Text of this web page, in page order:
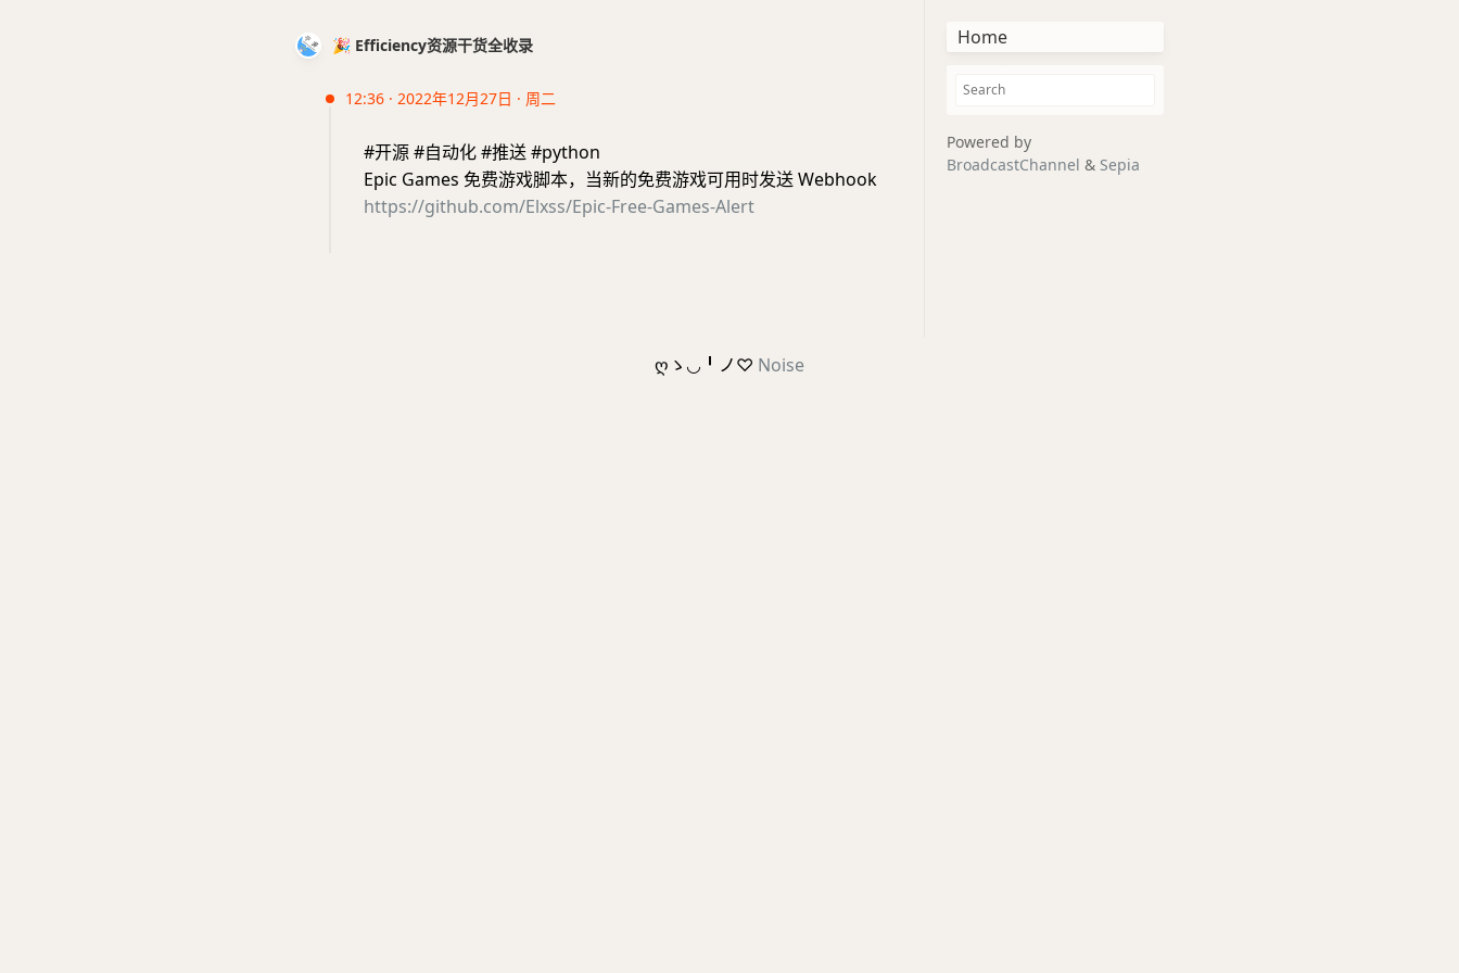
🎉 Efficiency资源干货全收录
12:36 · 2022年12月27日 · 周二
#开源 #自动化 #推送 #python
Epic Games 免费游戏脚本，当新的免费游戏可用时发送 Webhook
https://github.com/Elxss/Epic-Free-Games-Alert
Home
Powered by
BroadcastChannel & Sepia
ღゝ◡╹ノ♡ Noise